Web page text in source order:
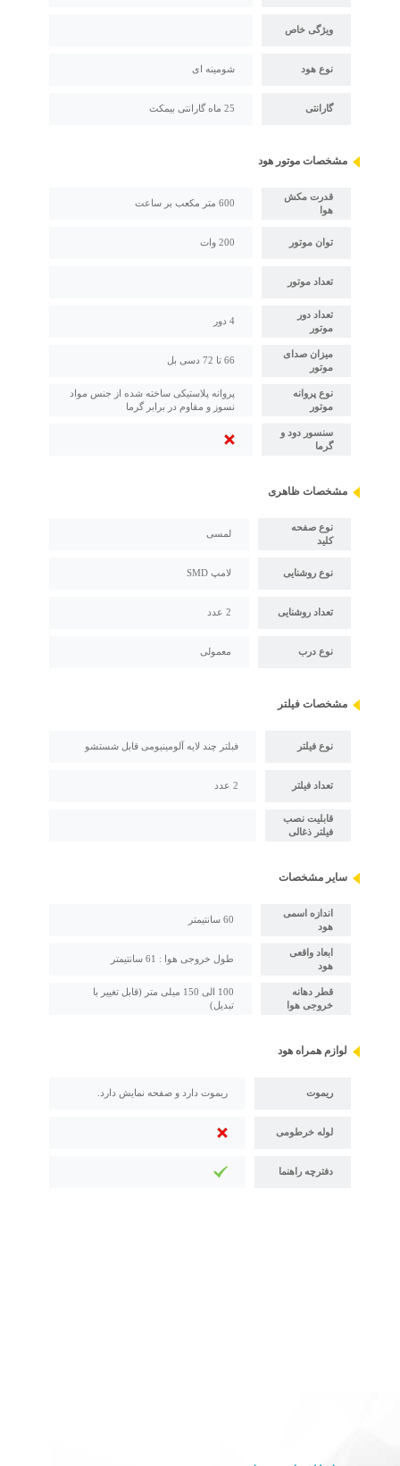
ویژگی خاص
نوع هود شومینه ای
گارانتی 25 ماه گارانتی بیمکث
مشخصات موتور هود
قدرت مکش
هوا
600 متر مکعب بر ساعت
توان موتور 200 وات
تعداد موتور
تعداد دور
موتور
4 دور
میزان صدای
موتور
66 تا 72 دسی بل
نوع پروانه
موتور
پروانه پلاستیکی ساخته شده از جنس مواد
نسوز و مقاوم در برابر گرما
سنسور دود و
گرما
مشخصات ظاهری
نوع صفحه
کلید
لمسی
نوع روشنایی لامپ SMD
تعداد روشنایی 2 عدد
نوع درب معمولی
مشخصات فیلتر
نوع فیلتر فبلتر چند لایه آلومینیومی قابل شستشو
تعداد فیلتر 2 عدد
قابلیت نصب
فیلتر ذغالی
سایر مشخصات
اندازه اسمی
هود
60 سانتیمتر
ابعاد واقعی
هود
طول خروجی هوا : 61 سانتیمتر
قطر دهانه
خروجی هوا
100 الی 150 میلی متر (قابل تغییر با
تبدیل)
لوازم همراه هود
ریموت ریموت دارد و صفحه نمایش دارد.
لوله خرطومی
دفترچه راهنما